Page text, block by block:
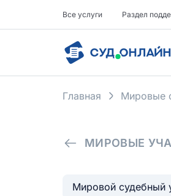
Все услуги Раздел
Главная Мировые
МИРОВЫЕ
Мировой судебный